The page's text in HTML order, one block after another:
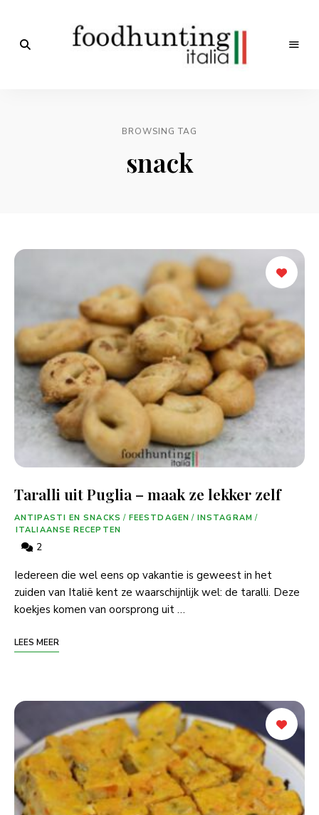
Italia
BROWSING TAG
snack
Taralli uit Puglia – maak ze lekker zelf
ANTIPASTI EN SNACKS / FEESTDAGEN / INSTAGRAM /
ITALIAANSE RECEPTEN
2
Iedereen die wel eens op vakantie is geweest in het
zuiden van Italië kent ze waarschijnlijk wel: de taralli. Deze
koekjes komen van oorsprong uit …
LEES MEER